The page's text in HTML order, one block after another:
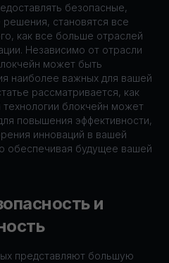
безопасные,
становятся все
как все больше отраслей
Независимо от отрасли
может быть
наиболее важных для вашей
рассматривается, как
блокчейн может
повышения эффективности,
инноваций в вашей
обеспечивая будущее вашей
и
представляют большую